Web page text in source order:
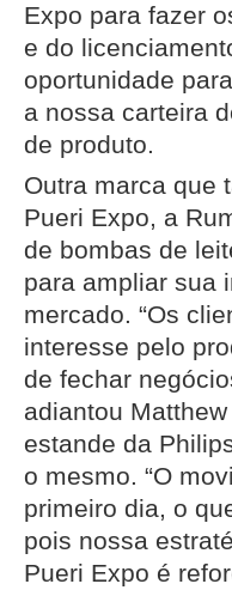
Expo para fazer
e do
oportunidade
a nossa carteira
de produto.
Outra marca que
Pueri Expo, a
de bombas de
para ampliar sua
mercado. “Os
interesse pelo
de fechar
adiantou
estande da
o mesmo. “O
primeiro dia, o
pois nossa
Pueri Expo é